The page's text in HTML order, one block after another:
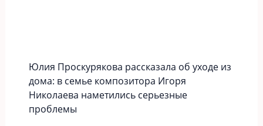
Юлия Проскурякова рассказала об уходе из
дома: в семье композитора Игоря
Николаева наметились серьезные
проблемы